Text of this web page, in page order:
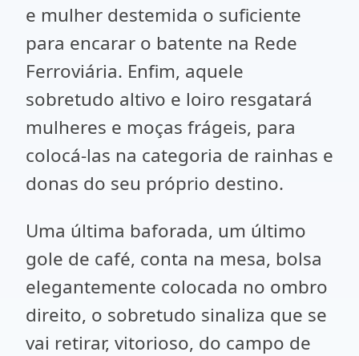
e mulher destemida o suficiente
para encarar o batente na Rede
Ferroviária. Enfim, aquele
sobretudo altivo e loiro resgatará
mulheres e moças frágeis, para
colocá-las na categoria de rainhas e
donas do seu próprio destino.
Uma última baforada, um último
gole de café, conta na mesa, bolsa
elegantemente colocada no ombro
direito, o sobretudo sinaliza que se
vai retirar, vitorioso, do campo de